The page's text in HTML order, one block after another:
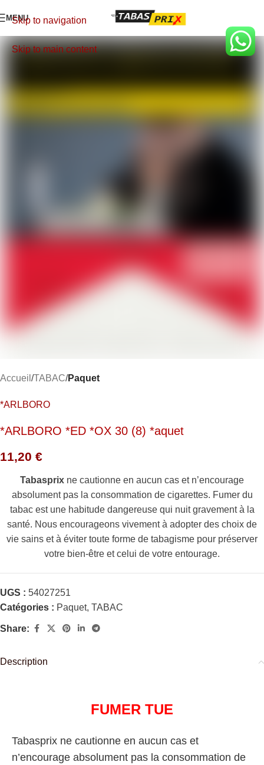
Skip to navigation
Skip to main content
MENU
Accueil TABAC Paquet
*ARLBORO
*ARLBORO *ED *OX 30 (8) *aquet
11,20 €
Tabasprix ne cautionne en aucun cas et n’encourage
absolument pas la consommation de cigarettes. Fumer du
tabac est une habitude dangereuse qui nuit gravement à la
santé. Nous encourageons vivement à adopter des choix de
vie sains et à éviter toute forme de tabagisme pour préserver
votre bien-être et celui de votre entourage.
UGS : 54027251
Catégories : Paquet, TABAC
Share:
Description
FUMER TUE
Tabasprix ne cautionne en aucun cas et
n’encourage absolument pas la consommation de